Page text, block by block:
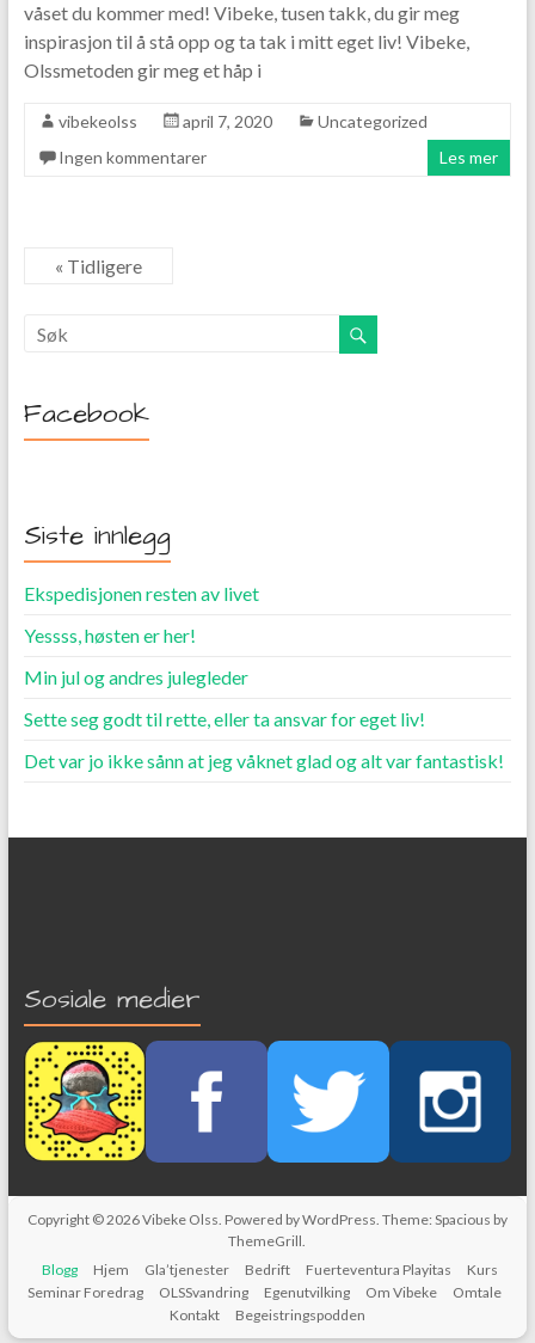
våset du kommer med! Vibeke, tusen takk, du gir meg
inspirasjon til å stå opp og ta tak i mitt eget liv! Vibeke,
Olssmetoden gir meg et håp i
vibekeolss april 7, 2020
Uncategorized
Ingen kommentarer
Les mer
« Tidligere
Facebook
Siste innlegg
Ekspedisjonen resten av livet
Yessss, høsten er her!
Min jul og andres julegleder
Sette seg godt til rette, eller ta ansvar for eget liv!
Det var jo ikke sånn at jeg våknet glad og alt var fantastisk!
Sosiale medier
Copyright © 2026Vibeke Olss . Powered byWordPress . Theme: Spacious by
ThemeGrill
Blogg
Hjem Gla’tjenester Bedrift Fuerteventura Playitas
Kurs
Seminar Foredrag
OLSSvandring Egenutvilking Om Vibeke
Omtale
Kontakt
Begeistringspodden